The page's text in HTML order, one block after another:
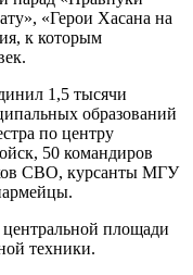
«Герои Хасана на
к которым
1,5 тысячи
образований
по центру
50 командиров
СВО, курсанты МГУ
площади
техники.